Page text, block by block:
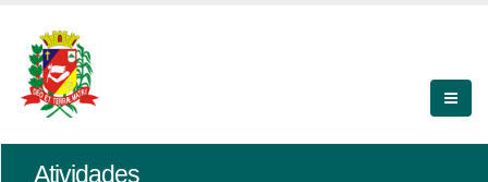
Atividades